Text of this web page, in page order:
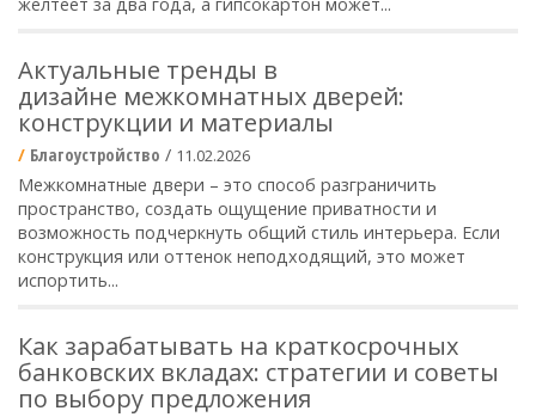
желтеет за два года, а гипсокартон может...
Актуальные тренды в
дизайне межкомнатных дверей:
конструкции и материалы
Благоустройство / 11.02.2026
Межкомнатные двери – это способ разграничить
пространство, создать ощущение приватности и
возможность подчеркнуть общий стиль интерьера. Если
конструкция или оттенок неподходящий, это может
испортить...
Как зарабатывать на краткосрочных
банковских вкладах: стратегии и советы
по выбору предложения